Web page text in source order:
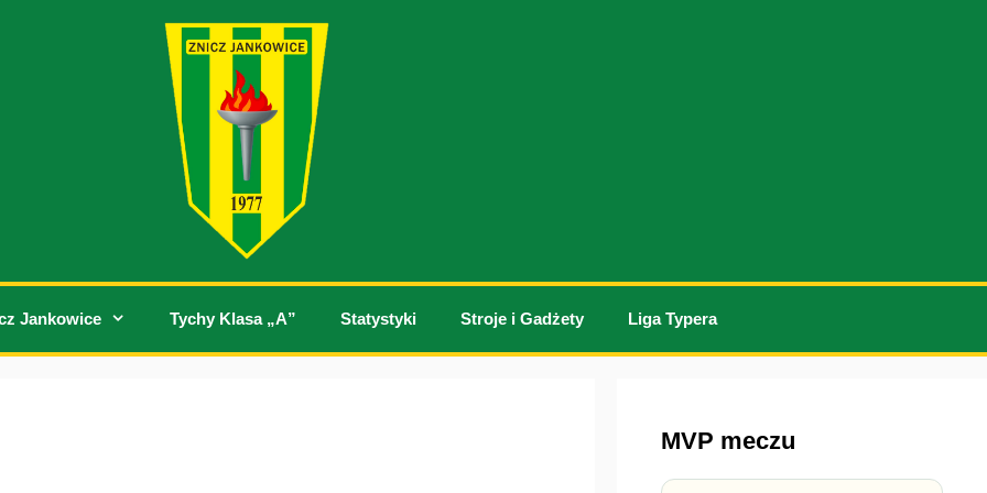
Jankowice Tychy Klasa „A” Statystyki Stroje i Gadżety Liga Typera
MVP meczu